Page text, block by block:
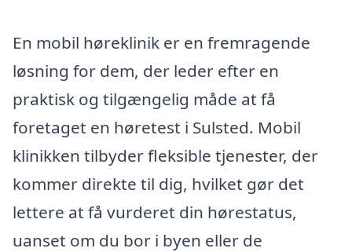
En mobil høreklinik er en fremragende
løsning for dem, der leder efter en
praktisk og tilgængelig måde at få
foretaget en høretest i Sulsted. Mobil
klinikken tilbyder fleksible tjenester, der
kommer direkte til dig, hvilket gør det
lettere at få vurderet din hørestatus,
uanset om du bor i byen eller de